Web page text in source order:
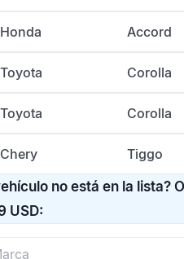
Honda Accord
Toyota Corolla
Toyota Corolla
Chery Tiggo
no está en la lista?
USD: